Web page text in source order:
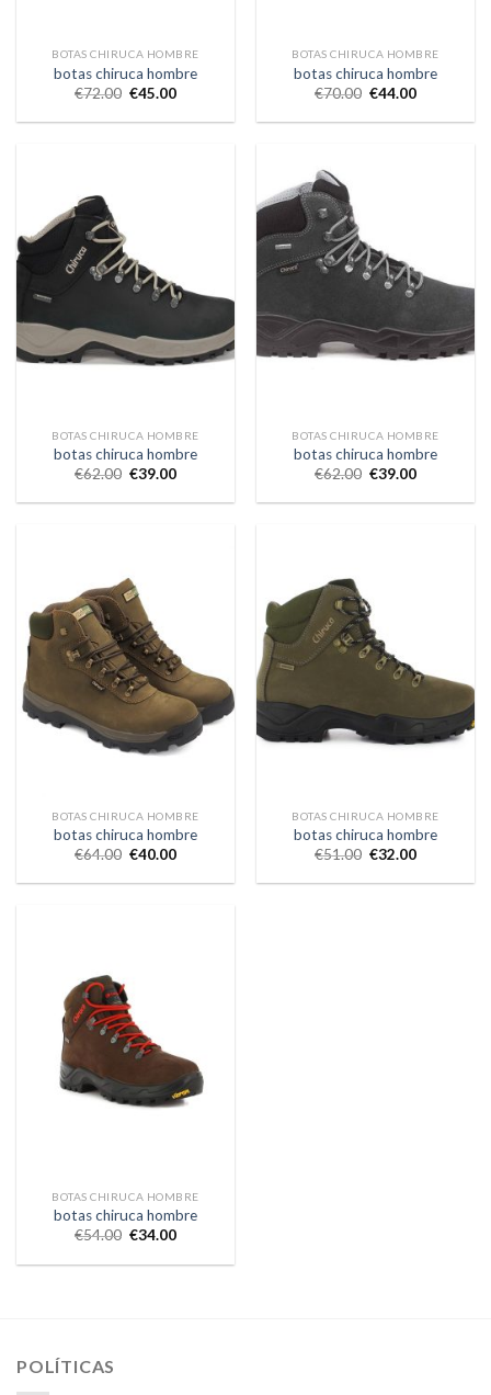
BOTAS CHIRUCA HOMBRE
botas chiruca hombre
€72.00 €45.00
BOTAS CHIRUCA HOMBRE
botas chiruca hombre
€70.00 €44.00
BOTAS CHIRUCA HOMBRE
botas chiruca hombre
€62.00 €39.00
BOTAS CHIRUCA HOMBRE
botas chiruca hombre
€62.00 €39.00
BOTAS CHIRUCA HOMBRE
botas chiruca hombre
€64.00 €40.00
BOTAS CHIRUCA HOMBRE
botas chiruca hombre
€51.00 €32.00
BOTAS CHIRUCA HOMBRE
botas chiruca hombre
€54.00 €34.00
POLÍTICAS